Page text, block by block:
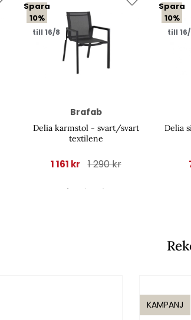
Spara
10%
till 16/8
Brafab
Delia karmstol - svart/svart
textilene
1 161 kr 1 290 kr
Spara
10%
till
Delia
KAMPANJ